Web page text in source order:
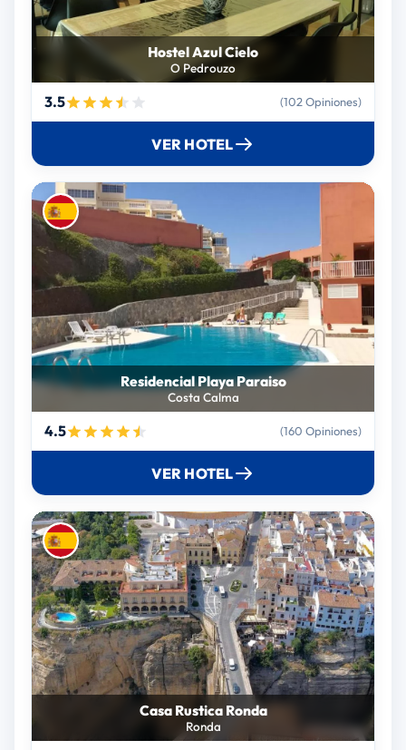
Hostel Azul Cielo
O Pedrouzo
3.5 (102 Opiniones)
VER HOTEL
Residencial Playa Paraiso
Costa Calma
4.5 (160 Opiniones)
VER HOTEL
Casa Rustica Ronda
Ronda